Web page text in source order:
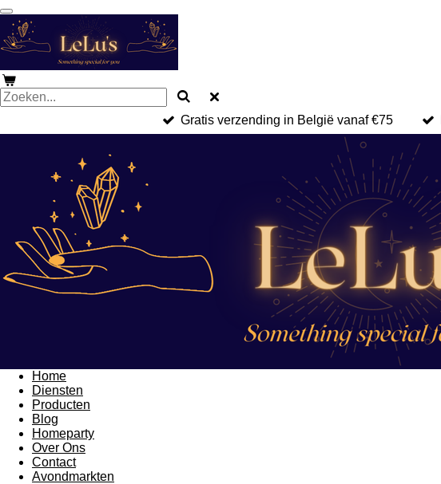
Ga
direct
naar
de
hoofdinhoud
Gratis verzending in België vanaf €75
Home
Diensten
Producten
Blog
Homeparty
Over Ons
Contact
Avondmarkten